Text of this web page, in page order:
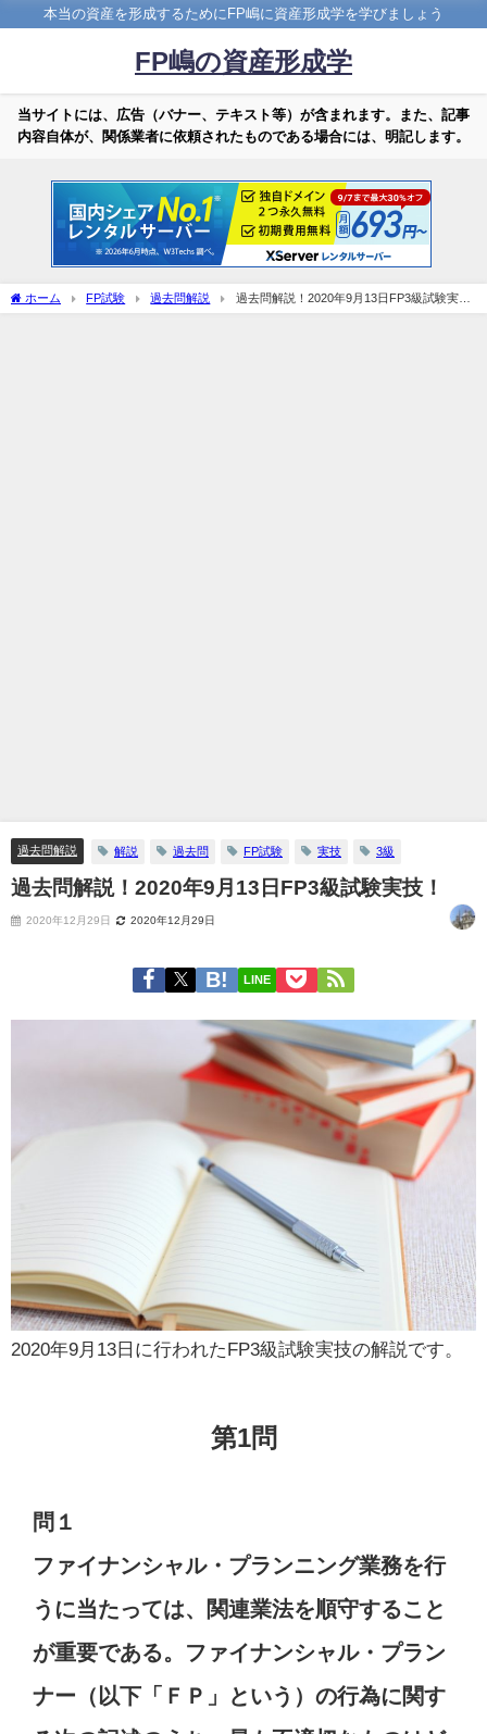
本当の資産を形成するためにFP嶋に資産形成学を学びましょう
FP嶋の資産形成学
当サイトには、広告（バナー、テキスト等）が含まれます。また、記事
内容自体が、関係業者に依頼されたものである場合には、明記します。
ホーム FP試験 過去問解説
過去問解説！2020年9月13日FP3級試験実
技！
過去問解説 解説 過去問 FP試験 実技 3級
過去問解説！2020年9月13日FP3級試験実技！
2020年12月29日 2020年12月29日
LINE
2020年9月13日に行われたFP3級試験実技の解説です。
第1問
問１
ファイナンシャル・プランニング業務を行
うに当たっては、関連業法を順守すること
が重要である。ファイナンシャル・プラン
ナー（以下「ＦＰ」という）の行為に関す